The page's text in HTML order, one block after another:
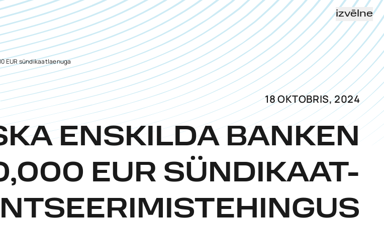
izvēlne
EUR sündikaatlaenuga
ENSKILDA BANKEN
EUR SÜNDIKAAT-
18 OKTOBRIS, 2024